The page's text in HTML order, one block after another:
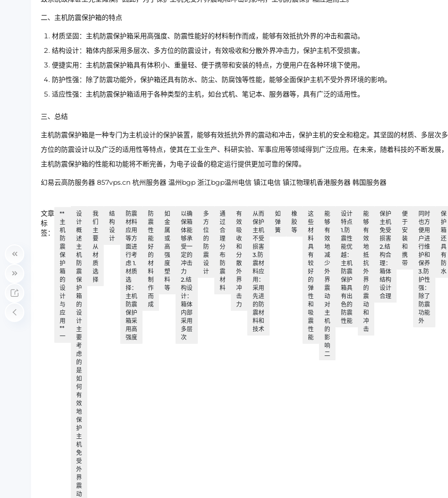
二、主机防震保护箱的特点
材质坚固：主机防震保护箱采用高强度、防震性能好的材料制作而成，能够有效抵抗外界的冲击和震动。
结构设计：箱体内部采用多层次、多方位的防震设计，有效吸收和分散外界冲击力，保护主机不受损害。
便捷实用：主机防震保护箱具有体积小、重量轻、便于携带和安装的特点，方便用户在各种环境下使用。
防护性强：除了防震功能外，保护箱还具有防水、防尘、防腐蚀等性能，能够全面保护主机不受外界环境的影响。
适应性强：主机防震保护箱适用于各种类型的主机，如台式机、笔记本、服务器等，具有广泛的适用性。
三、总结
主机防震保护箱是一种专门为主机设计的保护装置，能够有效抵抗外界的震动和冲击，保护主机的安全和稳定。其坚固的材质、多层次多
方位的防震设计以及广泛的适用性等特点，使其在工业生产、科研实验、军事应用等领域得到广泛应用。在未来，随着科技的不断发展，
主机防震保护箱的性能和功能将不断完善，为电子设备的稳定运行提供更加可靠的保障。
幻易云高防服务器 857vps.cn 杭州服务器 温州bgp 浙江bgp温州电信 镇江电信 镇江物理机香港服务器 韩国服务器
文章
标
签：
**
主
机
防
震
保
护
箱
的
设
计
与
应
用
**
一
设
计
概
述
主
机
防
震
保
护
箱
的
设
计
主
要
考
虑
的
是
如
何
有
效
地
保
护
主
机
免
受
外
界
震
动
我
们
主
要
从
材
质
选
择
结
构
设
计
防震
材料
应用
等方
面进
行考
虑 1.
材质
选
择：
主机
防震
保护
箱采
用高
强度
防
震
性
能
好
的
材
料
制
作
而
成
如
金
属
或
高
强
度
塑
料
等
以确
保箱
体能
够承
受一
定的
冲击
力
2.结
构设
计：
箱体
内部
采用
多层
次
多
方
位
的
防
震
设
计
通
过
合
理
分
布
防
震
材
料
有
效
吸
收
和
分
散
外
界
冲
击
力
从而
保护
主机
不受
损害
3.防
震材
料应
用：
采用
先进
的防
震材
料和
技术
如
弹
簧
橡
胶
等
这
些
材
料
具
有
较
好
的
弹
性
和
吸
震
性
能
能
够
有
效
地
减
少
外
界
震
动
对
主
机
的
影
响
二
设计
特点
1.防
震性
能优
越：
主机
防震
保护
箱具
有出
色的
防震
性能
能
够
有
效
地
抵
抗
外
界
的
震
动
和
冲
击
保护
主机
免受
损害
2.结
构合
理：
箱体
结构
设计
合理
便
于
安
装
和
携
带
同时
也方
便用
户进
行维
护和
保养
3.防
护性
强：
除了
防震
功能
外
保
护
箱
还
具
有
防
水